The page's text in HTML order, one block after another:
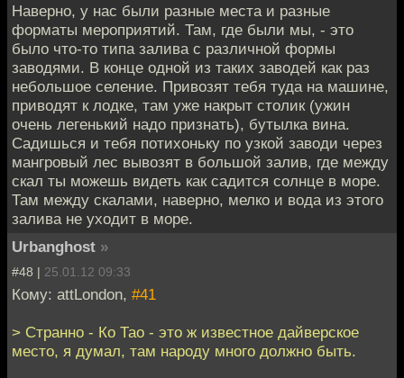
Наверно, у нас были разные места и разные
форматы мероприятий. Там, где были мы, - это
было что-то типа залива с различной формы
заводями. В конце одной из таких заводей как раз
небольшое селение. Привозят тебя туда на машине,
приводят к лодке, там уже накрыт столик (ужин
очень легенький надо признать), бутылка вина.
Садишься и тебя потихоньку по узкой заводи через
мангровый лес вывозят в большой залив, где между
скал ты можешь видеть как садится солнце в море.
Там между скалами, наверно, мелко и вода из этого
залива не уходит в море.
Urbanghost »
#48 | 25.01.12 09:33
Кому: attLondon, #41
> Странно - Ко Тао - это ж известное дайверское
место, я думал, там народу много должно быть.